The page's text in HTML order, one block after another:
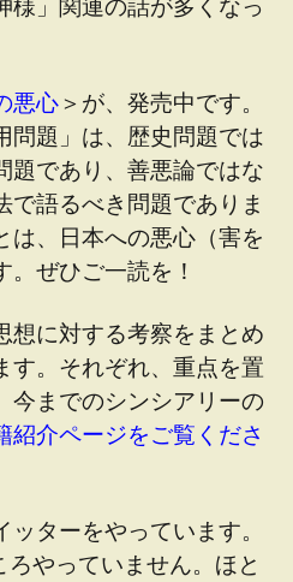
悪心＞が、発売中です。
問題」は、歴史問題では
題であり、善悪論ではな
で語るべき問題でありま
は、日本への悪心（害を
。ぜひご一読を！
想に対する考察をまとめ
す。それぞれ、重点を置
今までのシンシアリーの
紹介ページをご覧くださ
ッターをやっています。
やっていません。ほと